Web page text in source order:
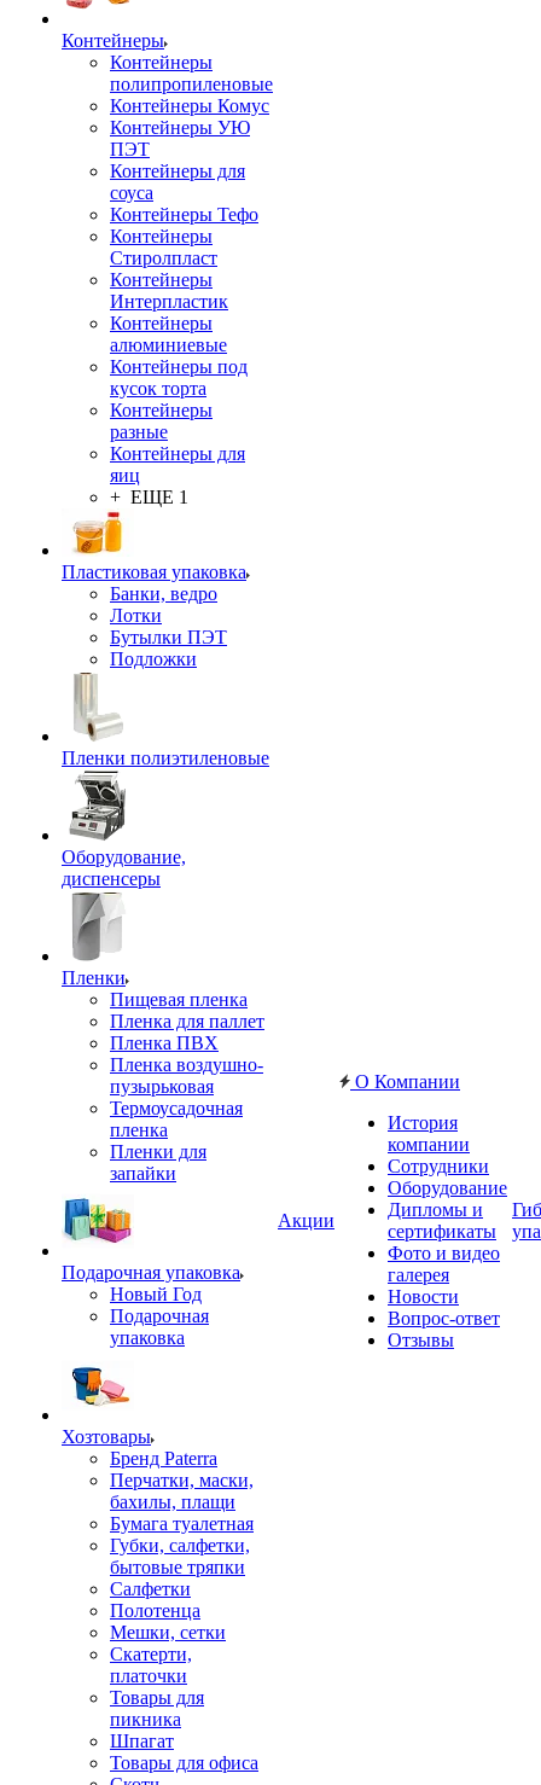
Контейнеры
Контейнеры
полипропиленовые
Контейнеры Комус
Контейнеры УЮ
ПЭТ
Контейнеры для
соуса
Контейнеры Тефо
Контейнеры
Стиролпласт
Контейнеры
Интерпластик
Контейнеры
алюминиевые
Контейнеры под
кусок торта
Контейнеры
разные
Контейнеры для
яиц
+ ЕЩЕ 1
Пластиковая упаковка
Банки, ведро
Лотки
Бутылки ПЭТ
Подложки
Пленки полиэтиленовые
Оборудование,
диспенсеры
Пленки
Пищевая пленка
Пленка для паллет
Пленка ПВХ
Пленка воздушно-
пузырьковая
Термоусадочная
пленка
Пленки для
запайки
Подарочная упаковка
Новый Год
Подарочная
упаковка
Хозтовары
Бренд Paterra
Перчатки, маски,
бахилы, плащи
Бумага туалетная
Губки, салфетки,
бытовые тряпки
Салфетки
Полотенца
Мешки, сетки
Скатерти,
платочки
Товары для
пикника
Шпагат
Товары для офиса
Акции
О Компании
История
компании
Сотрудники
Оборудование
Дипломы и
сертификаты
Фото и видео
галерея
Новости
Вопрос-ответ
Отзывы